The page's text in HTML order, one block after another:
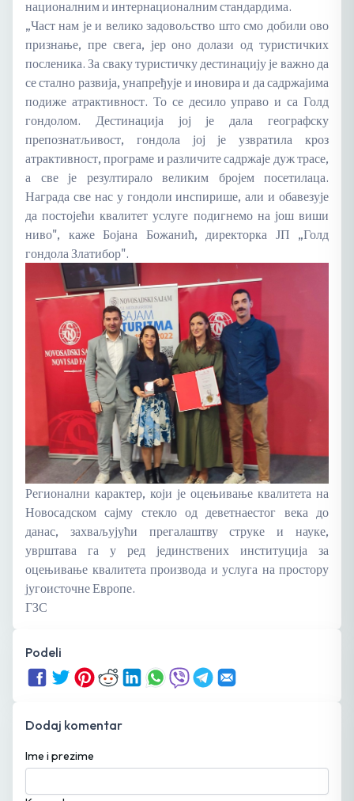
националним и интернационалним стандардима.
„Част нам је и велико задовољство што смо добили ово
признање, пре свега, јер оно долази од туристичких
посленика. За сваку туристичку дестинацију је важно да
се стално развија, унапређује и иновира и да садржајима
подиже атрактивност. То се десило управо и са Голд
гондолом. Дестинација јој је дала географску
препознатљивост, гондола јој је узвратила кроз
атрактивност, програме и различите садржаје дуж трасе,
а све је резултирало великим бројем посетилаца.
Награда све нас у гондоли инспирише, али и обавезује
да постојећи квалитет услуге подигнемо на још виши
ниво", каже Бојана Божанић, директорка ЈП „Голд
гондола Златибор".
Регионални карактер, који је оцењивање квалитета на
Новосадском сајму стекло од деветнаестог века до
данас, захваљујући прегалаштву струке и науке,
уврштава га у ред јединствених институција за
оцењивање квалитета производа и услуга на простору
југоисточне Европе.
ГЗС
Podeli
Dodaj komentar
Ime i prezime